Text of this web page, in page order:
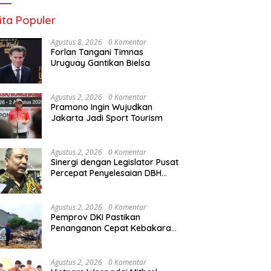
Populer
Agustus 8, 2026 0 Komentar
Forlan Tangani Timnas
Uruguay Gantikan Bielsa
Agustus 2, 2026 0 Komentar
Pramono Ingin Wujudkan
Jakarta Jadi Sport Tourism
Agustus 2, 2026 0 Komentar
Sinergi dengan Legislator Pusat
Percepat Penyelesaian DBH
Agustus 2, 2026 0 Komentar
Pemprov DKI Pastikan
Penanganan Cepat Kebakaran
Agustus 2, 2026 0 Komentar